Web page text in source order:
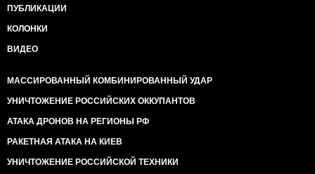
ПУБЛИКАЦИИ
КОЛОНКИ
ВИДЕО
МАССИРОВАННЫЙ КОМБИНИРОВАННЫЙ УДАР
УНИЧТОЖЕНИЕ РОССИЙСКИХ ОККУПАНТОВ
АТАКА ДРОНОВ НА РЕГИОНЫ РФ
РАКЕТНАЯ АТАКА НА КИЕВ
УНИЧТОЖЕНИЕ РОССИЙСКОЙ ТЕХНИКИ